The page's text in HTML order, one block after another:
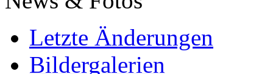
Letzte Änderungen
Bildergalerien